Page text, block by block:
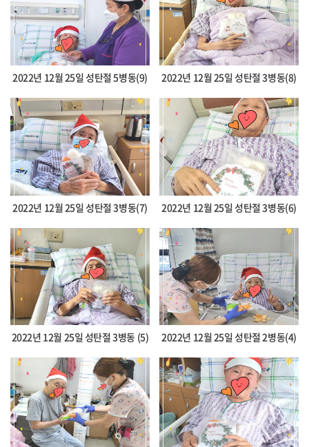
2022년 12월 25일 성탄절 5병동(9) 2022년 12월 25일 성탄절 3병동(8)
2022년 12월 25일 성탄절 3병동(7) 2022년 12월 25일 성탄절 3병동(6)
2022년 12월 25일 성탄절 3병동 (5) 2022년 12월 25일 성탄절 2병동(4)